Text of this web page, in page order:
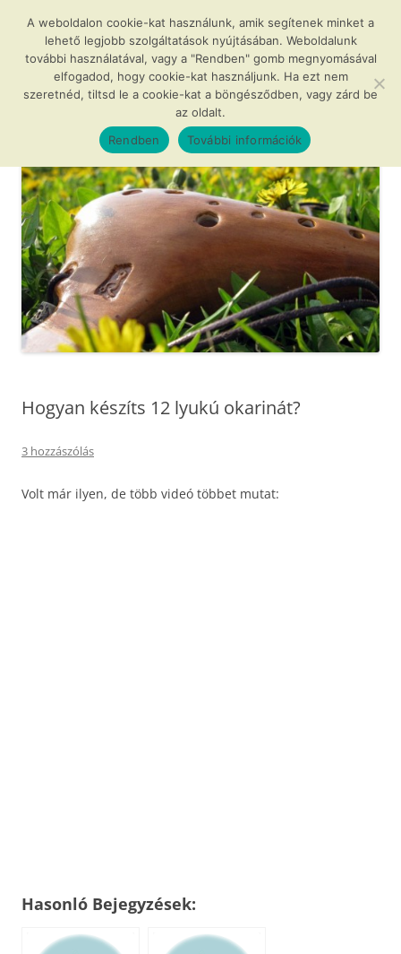
tartalomba
Agócs és a varázslatos okarínák
…avagy az okarína az új furulya!
Menü
Hogyan készíts 12 lyukú okarinát?
3 hozzászólás
Volt már ilyen, de több videó többet mutat:
Hasonló Bejegyzések:
A weboldalon cookie-kat használunk, amik segítenek minket a
lehető legjobb szolgáltatások nyújtásában. Weboldalunk
további használatával, vagy a "Rendben" gomb megnyomásával
elfogadod, hogy cookie-kat használjunk. Ha ezt nem
szeretnéd, tiltsd le a cookie-kat a böngésződben, vagy zárd be
az oldalt.
Rendben
További információk